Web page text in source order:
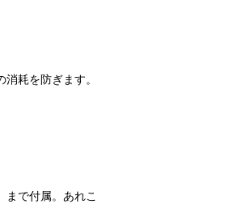
耗を防ぎます。
で付属。あれこ